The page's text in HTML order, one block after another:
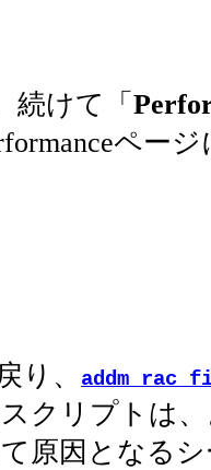
続けて「
ペー
り、
クリプトは
原因となる